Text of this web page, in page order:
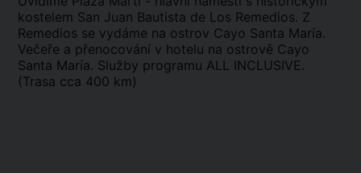
kostelem San Juan Bautista de Los Remedios. Z
Remedios se vydáme na ostrov Cayo Santa María.
Večeře a přenocování v hotelu na ostrově Cayo
Santa María. Služby programu ALL INCLUSIVE.
(Trasa cca 400 km)